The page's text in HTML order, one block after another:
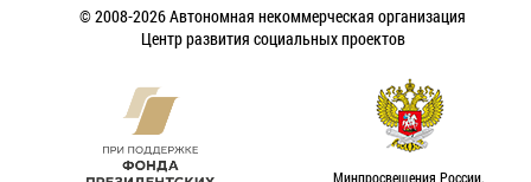
© 2008-2026 Автономная некоммерческая организация
Центр развития социальных проектов
Минпросвещения России.